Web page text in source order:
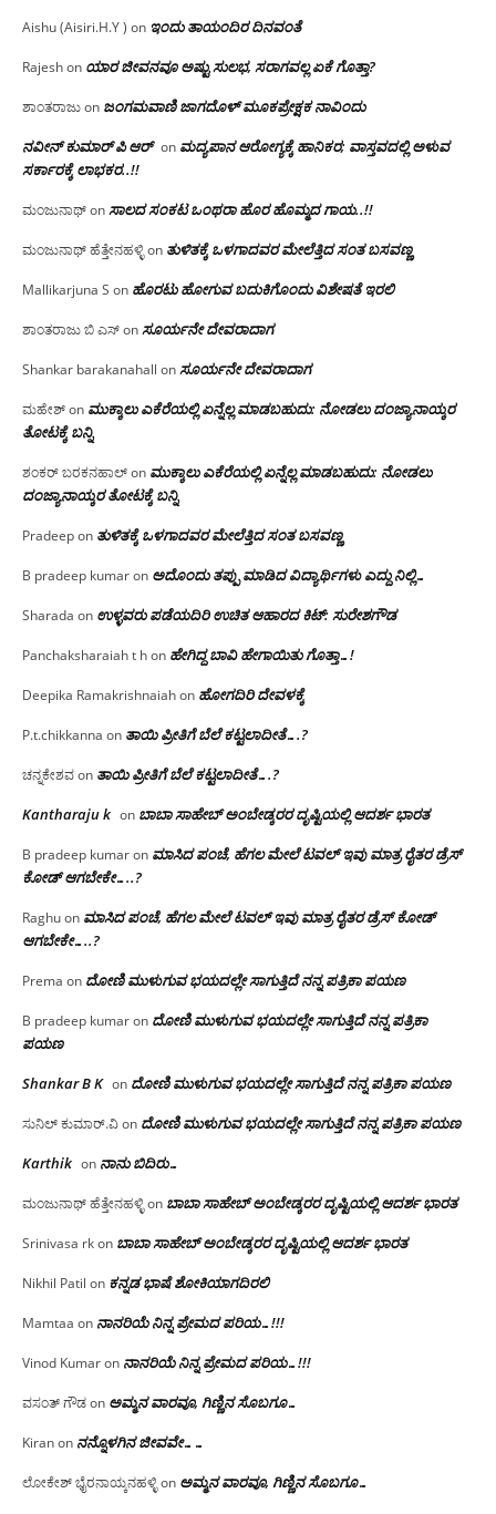
Aishu (Aisiri.H.Y ) on ಇಂದು ತಾಯಂದಿರ ದಿನವಂತೆ
Rajeshon ಯಾರ ಜೀವನವೂ ಅಷ್ಟು ಸುಲಭ, ಸರಾಗವಲ್ಲ ಏಕೆ ಗೊತ್ತಾ?
ಶಾಂತರಾಜುon ಜಂಗಮವಾಣಿ ಜಾಗದೊಳ್ ಮೂಕಪ್ರೇಕ್ಷಕ ನಾವಿಂದು
ನವೀನ್ ಕುಮಾರ್ ಪಿ ಆರ್ on ಮದ್ಯಪಾನ ಆರೋಗ್ಯಕ್ಕೆ ಹಾನಿಕರ; ವಾಸ್ತವದಲ್ಲಿ ಅಳುವ
ಸರ್ಕಾರಕ್ಕೆ ಲಾಭಕರ..!!
ಮಂಜುನಾಥ್onಸಾಲದ ಸಂಕಟ ಒಂಥರಾ ಹೊರ ಹೊಮ್ಮದ ಗಾಯ..!!
ಮಂಜುನಾಥ್ ಹೆತ್ತೇನಹಳ್ಳಿon ತುಳಿತಕ್ಕೆ ಒಳಗಾದವರ ಮೇಲೆತ್ತಿದ ಸಂತ ಬಸವಣ್ಣ
Mallikarjuna S on ಹೊರಟು ಹೋಗುವ ಬದುಕಿಗೊಂದು ವಿಶೇಷತೆ ಇರಲಿ
ಶಾಂತರಾಜು ಬಿ ಎಸ್onಸೂರ್ಯನೇ ದೇವರಾದಾಗ
Shankar barakanahall onಸೂರ್ಯನೇ ದೇವರಾದಾಗ
ಮಹೇಶ್on ಮುಕ್ಕಾಲು ಎಕೆರೆಯಲ್ಲಿ ಏನ್ನೆಲ್ಲ‌ ಮಾಡಬಹುದು: ನೋಡಲು ದಂಜ್ಯಾನಾಯ್ಕರ
ತೋಟಕ್ಕೆ ಬನ್ನಿ
ಶಂಕರ್ ಬರಕನಹಾಲ್on ಮುಕ್ಕಾಲು ಎಕೆರೆಯಲ್ಲಿ ಏನ್ನೆಲ್ಲ‌ ಮಾಡಬಹುದು: ನೋಡಲು
ದಂಜ್ಯಾನಾಯ್ಕರ ತೋಟಕ್ಕೆ ಬನ್ನಿ
Pradeepon ತುಳಿತಕ್ಕೆ ಒಳಗಾದವರ ಮೇಲೆತ್ತಿದ ಸಂತ ಬಸವಣ್ಣ
B pradeep kumaron ಅದೊಂದು ತಪ್ಪು ಮಾಡಿದ ವಿದ್ಯಾರ್ಥಿಗಳು ಎದ್ದು ನಿಲ್ಲಿ…
Sharada on ಉಳ್ಳವರು ಪಡೆಯದಿರಿ ಉಚಿತ ಆಹಾರದ ಕಿಟ್: ಸುರೇಶಗೌಡ
Panchaksharaiah t hon ಹೇಗಿದ್ದ ಬಾವಿ ಹೇಗಾಯಿತು ಗೊತ್ತಾ…!
Deepika Ramakrishnaiahon ಹೋಗದಿರಿ ದೇವಳಕ್ಕೆ
P.t.chikkanna on ತಾಯಿ ಪ್ರೀತಿಗೆ ಬೆಲೆ ಕಟ್ಟಲಾದೀತೆ….?
ಚನ್ನಕೇಶವon ತಾಯಿ ಪ್ರೀತಿಗೆ ಬೆಲೆ ಕಟ್ಟಲಾದೀತೆ….?
Kantharaju k on ಬಾಬಾ ಸಾಹೇಬ್ ಅಂಬೇಡ್ಕರರ ದೃಷ್ಟಿಯಲ್ಲಿ ಆದರ್ಶ ಭಾರತ
B pradeep kumaron ಮಾಸಿದ ಪಂಚೆ, ಹೆಗಲ ಮೇಲೆ ಟವಲ್‌ ಇವು ಮಾತ್ರ ರೈತರ ಡ್ರೆಸ್‌
ಕೋಡ್ ಆಗಬೇಕೇ…..?‌
Raghuon ಮಾಸಿದ ಪಂಚೆ, ಹೆಗಲ ಮೇಲೆ ಟವಲ್‌ ಇವು ಮಾತ್ರ ರೈತರ ಡ್ರೆಸ್‌ ಕೋಡ್
ಆಗಬೇಕೇ…..?‌
Prema on ದೋಣಿ ಮುಳುಗುವ ಭಯದಲ್ಲೇ ಸಾಗುತ್ತಿದೆ ನನ್ನ ಪತ್ರಿಕಾ ಪಯಣ
B pradeep kumaron ದೋಣಿ ಮುಳುಗುವ ಭಯದಲ್ಲೇ ಸಾಗುತ್ತಿದೆ ನನ್ನ ಪತ್ರಿಕಾ
ಪಯಣ
Shankar B K on ದೋಣಿ ಮುಳುಗುವ ಭಯದಲ್ಲೇ ಸಾಗುತ್ತಿದೆ ನನ್ನ ಪತ್ರಿಕಾ ಪಯಣ
ಸುನಿಲ್ ಕುಮಾರ್.ವಿon ದೋಣಿ ಮುಳುಗುವ ಭಯದಲ್ಲೇ ಸಾಗುತ್ತಿದೆ ನನ್ನ ಪತ್ರಿಕಾ ಪಯಣ
Karthik on ನಾನು ಬಿದಿರು…
ಮಂಜುನಾಥ್ ಹೆತ್ತೇನಹಳ್ಳಿon ಬಾಬಾ ಸಾಹೇಬ್ ಅಂಬೇಡ್ಕರರ ದೃಷ್ಟಿಯಲ್ಲಿ ಆದರ್ಶ ಭಾರತ
Srinivasa rkon ಬಾಬಾ ಸಾಹೇಬ್ ಅಂಬೇಡ್ಕರರ ದೃಷ್ಟಿಯಲ್ಲಿ ಆದರ್ಶ ಭಾರತ
Nikhil Patil on ಕನ್ನಡ ಭಾಷೆ ಶೋಕಿಯಾಗದಿರಲಿ
Mamtaa on ನಾನರಿಯೆ ನಿನ್ನ ಪ್ರೇಮದ ಪರಿಯ…!!!
Vinod Kumaron ನಾನರಿಯೆ ನಿನ್ನ ಪ್ರೇಮದ ಪರಿಯ…!!!
ವಸಂತ್ ಗೌಡon ಅಮ್ಮನ ವಾರವೂ, ಗಿಣ್ಣಿನ ಸೊಬಗೂ…
Kiranon ನನ್ನೊಳಗಿನ ಜೀವವೇ……
ಲೋಕೇಶ್ ಭೈರನಾಯ್ಕನಹಳ್ಳಿon ಅಮ್ಮನ ವಾರವೂ, ಗಿಣ್ಣಿನ ಸೊಬಗೂ…